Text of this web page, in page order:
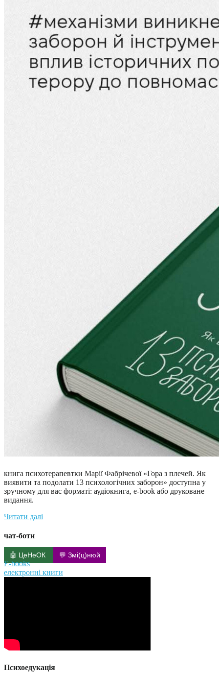
книга психотерапевтки Марії Фабрічевої «Гора з плечей. Як
виявити та подолати 13 психологічних заборон» доступна у
зручному для вас форматі: аудіокнига, e-book або друковане
видання.
Читати далі
чат-боти
🤖 ЦеНеОК 💬 Змі(ц)нюй
E-books
електронні книги
Психоедукація